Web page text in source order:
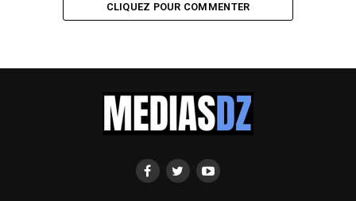
CLIQUEZ POUR COMMENTER